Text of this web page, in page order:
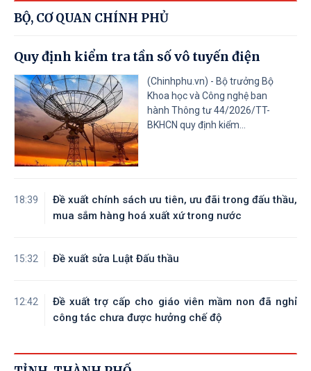
BỘ, CƠ QUAN CHÍNH PHỦ
Quy định kiểm tra tần số vô tuyến điện
(Chinhphu.vn) - Bộ trưởng Bộ
Khoa học và Công nghệ ban
hành Thông tư 44/2026/TT-
BKHCN quy định kiểm...
18:39
Đề xuất chính sách ưu tiên, ưu đãi trong đấu thầu,
mua sắm hàng hoá xuất xứ trong nước
15:32 Đề xuất sửa Luật Đấu thầu
12:42
Đề xuất trợ cấp cho giáo viên mầm non đã nghỉ
công tác chưa được hưởng chế độ